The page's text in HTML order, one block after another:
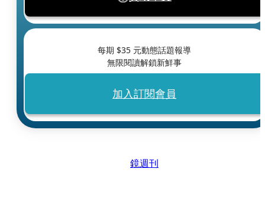
每期 $35 元動態話題報導
無限閱讀解鎖新鮮事
加入訂閱會員
鏡週刊